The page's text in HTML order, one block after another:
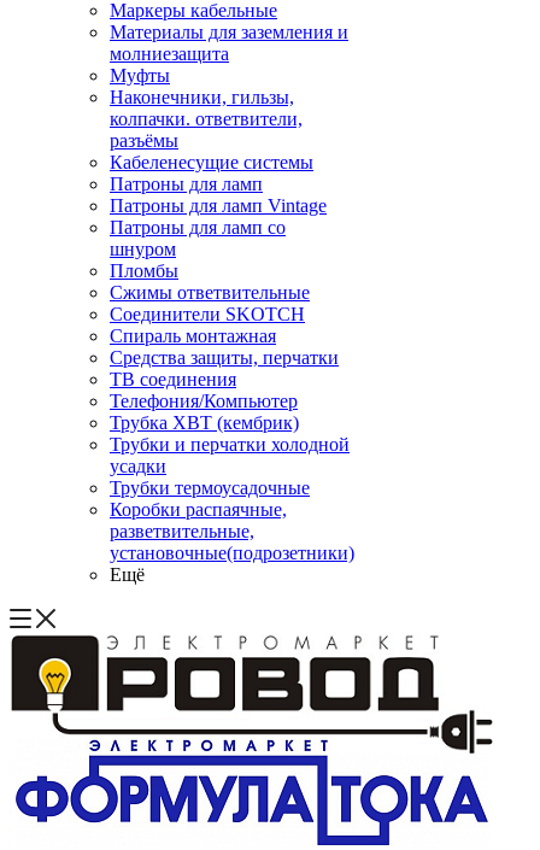
Маркеры кабельные
Материалы для заземления и
молниезащита
Муфты
Наконечники, гильзы,
колпачки. ответвители,
разъёмы
Кабеленесущие системы
Патроны для ламп
Патроны для ламп Vintage
Патроны для ламп со
шнуром
Пломбы
Сжимы ответвительные
Соединители SKOTCH
Спираль монтажная
Средства защиты, перчатки
ТВ соединения
Телефония/Компьютер
Трубка ХВТ (кембрик)
Трубки и перчатки холодной
усадки
Трубки термоусадочные
Коробки распаячные,
разветвительные,
установочные(подрозетники)
Ещё